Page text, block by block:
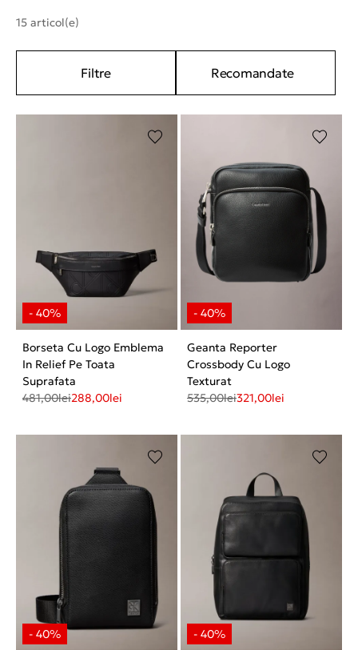
15 articol(e)
Filtre Recomandate
Borseta Cu Logo Emblema
In Relief Pe Toata
Suprafata
481,00lei288,00lei
Geanta Reporter
Crossbody Cu Logo
Texturat
535,00lei321,00lei